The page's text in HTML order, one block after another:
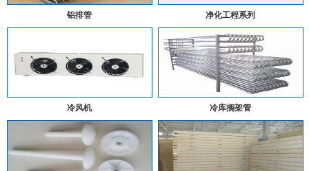
铝排管 净化工程系列
冷风机 冷库搁架管